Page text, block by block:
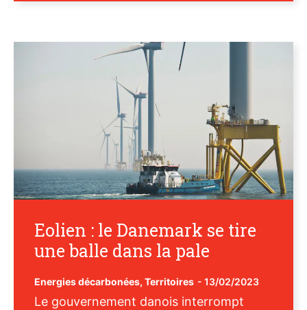
Eolien : le Danemark se tire
une balle dans la pale
Energies décarbonées, Territoires - 13/02/2023
Le gouvernement danois interrompt